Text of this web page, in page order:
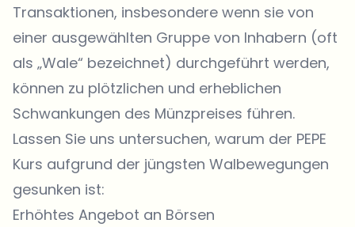
Transaktionen, insbesondere wenn sie von
einer ausgewählten Gruppe von Inhabern (oft
als „Wale“ bezeichnet) durchgeführt werden,
können zu plötzlichen und erheblichen
Schwankungen des Münzpreises führen.
Lassen Sie uns untersuchen, warum der PEPE
Kurs aufgrund der jüngsten Walbewegungen
gesunken ist:
Erhöhtes Angebot an Börsen